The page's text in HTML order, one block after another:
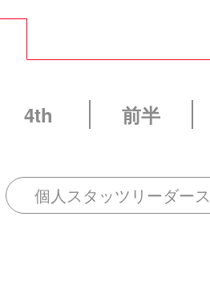
4th 前半
個人スタッツリーダース